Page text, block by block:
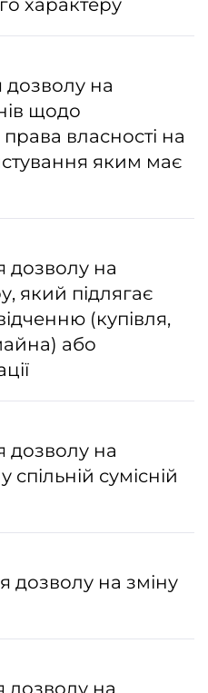
характеру
на
щодо
власності на
яким має
на
який підлягає
(купівля,
або
на
сумісній
дозволу на зміну
дозволу на